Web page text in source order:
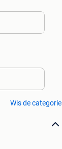
Wis de categorie